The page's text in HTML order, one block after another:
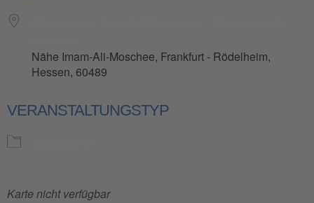
Nähe Imam-Ali-Moschee, Frankfurt - Rödelheim,
Hessen, 60489
VERANSTALTUNGSTYP
Karte nicht verfügbar